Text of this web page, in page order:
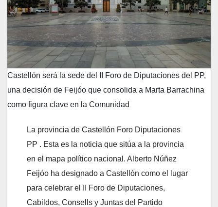
Castellón será la sede del II Foro de Diputaciones del PP,
una decisión de Feijóo que consolida a Marta Barrachina
como figura clave en la Comunidad
La provincia de Castellón Foro Diputaciones
PP . Esta es la noticia que sitúa a la provincia
en el mapa político nacional. Alberto Núñez
Feijóo ha designado a Castellón como el lugar
para celebrar el II Foro de Diputaciones,
Cabildos, Consells y Juntas del Partido